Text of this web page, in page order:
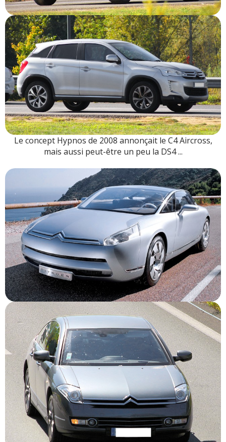
Le concept Hypnos de 2008 annonçait le C4 Aircross,
mais aussi peut-être un peu la DS4 ...